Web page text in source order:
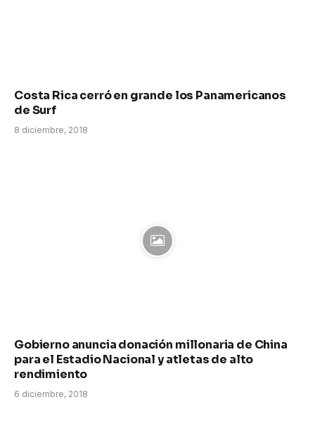
Costa Rica cerró en grande los Panamericanos
de Surf
8 diciembre, 2018
Gobierno anuncia donación millonaria de China
para el Estadio Nacional y atletas de alto
rendimiento
6 diciembre, 2018